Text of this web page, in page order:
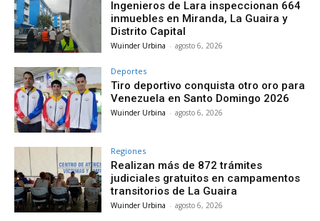
Ingenieros de Lara inspeccionan 664
inmuebles en Miranda, La Guaira y
Distrito Capital
Wuinder Urbina - agosto 6, 2026
Deportes
Tiro deportivo conquista otro oro para
Venezuela en Santo Domingo 2026
Wuinder Urbina - agosto 6, 2026
Regiones
Realizan más de 872 trámites
judiciales gratuitos en campamentos
transitorios de La Guaira
Wuinder Urbina - agosto 6, 2026